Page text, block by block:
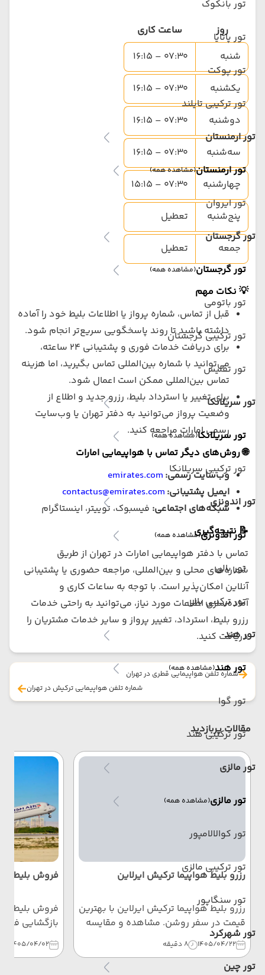
تور بانکوک
تور پاتایا
تور پوکت
تور ترکیبی تایلند
تور ارمنستان
تور ارمنستان(مشاهده همه)
تور ایروان
تور گرجستان
تور گرجستان(مشاهده همه)
تور باتومی
تور ترکیبی گرجستان
تور تفلیس
تور سریلانکا
تور سریلانکا(مشاهده همه)
تور ترکیبی سریلانکا
تور اندونزی
تور اندونزی(مشاهده همه)
تور بالی
تور ترکیبی بالی
تور هند
تور هند(مشاهده همه)
تور گوا
تور ترکیبی هند
تور مالزی
تور مالزی(مشاهده همه)
تور کوالالامپور
تور ترکیبی مالزی
تور سنگاپور
تور شهرکرد
تور چین
روز
ساعت کاری
شنبه
07:30 – 16:15
یکشنبه 07:30 – 16:15
دوشنبه 07:30 – 16:15
سه‌شنبه 07:30 – 16:15
چهارشنبه 07:30 – 15:15
پنج‌شنبه تعطیل
جمعه تعطیل
💡 نکات مهم
قبل از تماس، شماره پرواز یا اطلاعات بلیط خود را آماده
داشته باشید تا روند پاسخگویی سریع‌تر انجام شود.
برای دریافت خدمات فوری و پشتیبانی ۲۴ ساعته،
می‌توانید با شماره بین‌المللی تماس بگیرید، اما هزینه
تماس بین‌المللی ممکن است اعمال شود.
برای تغییر یا استرداد بلیط، رزرو جدید و اطلاع از
وضعیت پرواز می‌توانید به دفتر تهران یا وب‌سایت
رسمی امارات مراجعه کنید.
🌐 روش‌های دیگر تماس با هواپیمایی امارات
وب‌سایت رسمی: emirates.com
ایمیل پشتیبانی: contactus@emirates.com
شبکه‌های اجتماعی: فیسبوک، توییتر، اینستاگرام
📝 نتیجه‌گیری
تماس با دفتر هواپیمایی امارات در تهران از طریق
شماره‌های محلی و بین‌المللی، مراجعه حضوری یا پشتیبانی
آنلاین امکان‌پذیر است. با توجه به ساعات کاری و
آماده‌سازی اطلاعات مورد نیاز، می‌توانید به راحتی خدمات
رزرو بلیط، استرداد، تغییر پرواز و سایر خدمات مشتریان را
دریافت کنید.
شماره تلفن هواپیمایی قطری در تهران
شماره تلفن هواپیمایی ترکیش در تهران
مقالات پربازدید
رزرو بلیط هواپیما ترکیش ایرلاین
رزرو بلیط هواپیما ترکیش ایرلاین با بهترین
قیمت در سفر روشن. مشاهده و مقایسه
قوانین بار، کلاس‌های پروازی، استرداد
بلیط، خدمات، مقاصد پروازی و خرید آنلاین
1405/04/22 8 دقیقه
فروش بلیط
فروش بلیط
تیرماه
می‌شود. خرید
1405/04/02